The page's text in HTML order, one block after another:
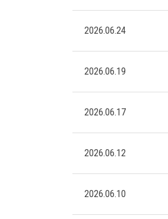
2026.06.24
2026.06.19
2026.06.17
2026.06.12
2026.06.10